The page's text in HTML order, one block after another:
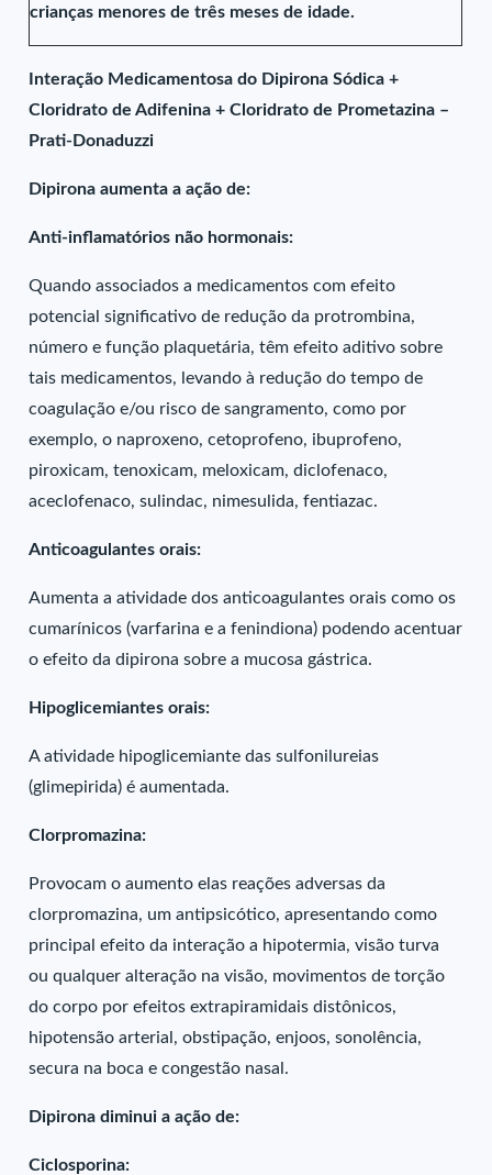
crianças menores de três meses de idade.
Interação Medicamentosa do Dipirona Sódica +
Cloridrato de Adifenina + Cloridrato de Prometazina –
Prati-Donaduzzi
Dipirona aumenta a ação de:
Anti-inflamatórios não hormonais:
Quando associados a medicamentos com efeito
potencial significativo de redução da protrombina,
número e função plaquetária, têm efeito aditivo sobre
tais medicamentos, levando à redução do tempo de
coagulação e/ou risco de sangramento, como por
exemplo, o naproxeno, cetoprofeno, ibuprofeno,
piroxicam, tenoxicam, meloxicam, diclofenaco,
aceclofenaco, sulindac, nimesulida, fentiazac.
Anticoagulantes orais:
Aumenta a atividade dos anticoagulantes orais como os
cumarínicos (varfarina e a fenindiona) podendo acentuar
o efeito da dipirona sobre a mucosa gástrica.
Hipoglicemiantes orais:
A atividade hipoglicemiante das sulfonilureias
(glimepirida) é aumentada.
Clorpromazina:
Provocam o aumento elas reações adversas da
clorpromazina, um antipsicótico, apresentando como
principal efeito da interação a hipotermia, visão turva
ou qualquer alteração na visão, movimentos de torção
do corpo por efeitos extrapiramidais distônicos,
hipotensão arterial, obstipação, enjoos, sonolência,
secura na boca e congestão nasal.
Dipirona diminui a ação de:
Ciclosporina: